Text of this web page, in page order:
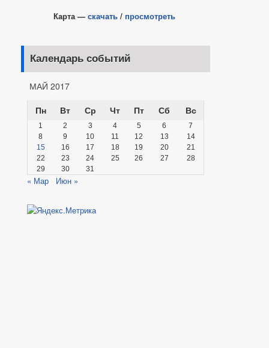
Карта — скачать / просмотреть
Календарь событий
МАЙ 2017
Пн
Вт Ср Чт Пт Сб Вс
1 2 3 4 5 6
7
8
9 10 11 12 13
14
15
16 17 18 19 20
21
22
23 24 25 26 27
28
29
30 31
« Мар Июн »